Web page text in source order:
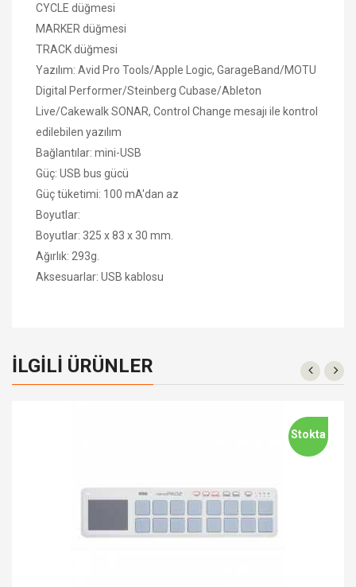
CYCLE düğmesi
MARKER düğmesi
TRACK düğmesi
Yazılım: Avid Pro Tools/Apple Logic, GarageBand/MOTU
Digital Performer/Steinberg Cubase/Ableton
Live/Cakewalk SONAR, Control Change mesajı ile kontrol
edilebilen yazılım
Bağlantılar: mini-USB
Güç: USB bus gücü
Güç tüketimi: 100 mA'dan az
Boyutlar:
Boyutlar: 325 x 83 x 30 mm.
Ağırlık: 293g.
Aksesuarlar: USB kablosu
İLGILI ÜRÜNLER
Stokta